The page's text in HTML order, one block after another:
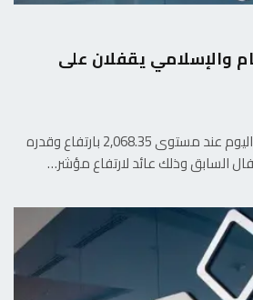
والإسلامي يقفلان على
أقفل مؤشر البحرين العام اليوم عند مستوى 2,068.35 بارتفاع وقدره